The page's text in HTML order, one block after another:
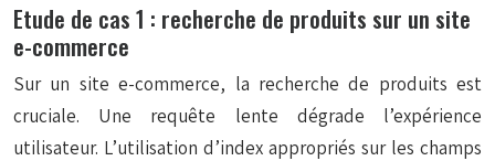
Etude de cas 1 : recherche de produits sur un site
e-commerce
Sur un site e-commerce, la recherche de produits est
cruciale. Une requête lente dégrade l’expérience
utilisateur. L’utilisation d’index appropriés sur les champs